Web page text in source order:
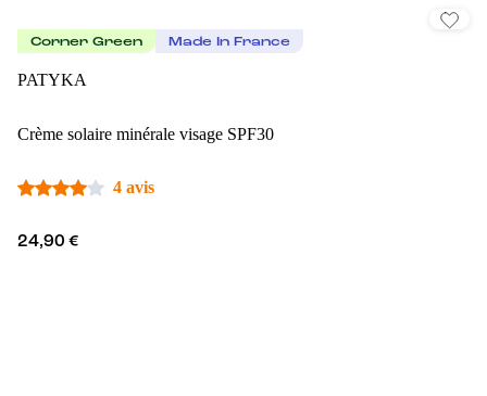
Corner Green Made In France
PATYKA
Crème solaire minérale visage SPF30
4 avis
24,90 €